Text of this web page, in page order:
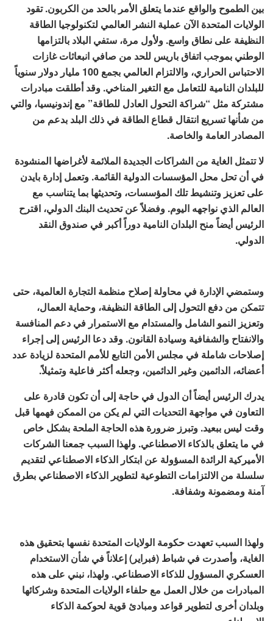
بين الطموح والواقع عندما يتعلق الأمر بالحد من الكربون. تقود
الولايات المتحدة الآن عملية النشر العالمي لتكنولوجيا الطاقة
النظيفة على نطاق واسع. ولأول مرة، ستفي البلاد بالتزامها
الوطني بموجب اتفاق باريس للحد من صافي انبعاثات غازات
الاحتباس الحراري، والالتزام العالمي بجمع 100 مليار دولار سنوياً
للبلدان النامية للتعامل مع التغير المناخي. وقد أطلقت مبادرات
مشتركة مثل “شراكة التحول العادل للطاقة” مع إندونيسيا، والتي
من شأنها تسريع انتقال قطاع الطاقة في ذلك البلد بدعم من
المصادر العامة والخاصة.
لا تتمثل الغاية من الشراكات الجديدة الملائمة لأغراضها المنشودة
في أن تحل محل المؤسسات الدولية القائمة. وتعمل إدارة بايدن
على تعزيز وتنشيط تلك المؤسسات، وتحديثها بما يتناسب مع
العالم الذي نواجهه اليوم. وفضلاً عن تحديث البنك الدولي، اقترح
الرئيس أيضاً منح البلدان النامية دوراً أكبر في صندوق النقد
الدولي.
وستمضي الإدارة في محاولة إصلاح منظمة التجارة العالمية، حتى
تتمكن من دفع التحول إلى الطاقة النظيفة، وحماية العمال،
وتعزيز النمو الشامل والمستدام مع الاستمرار في دعم المنافسة
والانفتاح والشفافية وسيادة القانون. وقد دعا الرئيس إلى إجراء
إصلاحات شاملة في مجلس الأمن التابع للأمم المتحدة لزيادة عدد
أعضائه، الدائمين وغير الدائمين، وجعله أكثر فاعلية وتمثيلاً.
يدرك الرئيس أيضاً أن الدول في حاجة إلى أن تكون قادرة على
التعاون في مواجهة التحديات التي لم يكن من الممكن فهمها قبل
وقت ليس ببعيد. وتبرز ضرورة هذه الحاجة الملحة بشكل خاص
في ما يتعلق بالذكاء الاصطناعي. ولهذا السبب جمعنا الشركات
الأميركية الرائدة المسؤولة عن ابتكار الذكاء الاصطناعي لتقديم
سلسلة من الالتزامات التطوعية لتطوير الذكاء الاصطناعي بطرق
آمنة ومضمونة وشفافة.
ولهذا السبب تعهدت حكومة الولايات المتحدة نفسها بتحقيق هذه
الغاية، وأصدرت في شباط (فبراير) إعلاناً في شأن الاستخدام
العسكري المسؤول للذكاء الاصطناعي. ولهذا، نبني على هذه
المبادرات من خلال العمل مع حلفاء الولايات المتحدة وشركائها
وبلدان أخرى لتطوير قواعد ومبادئ قوية لحوكمة الذكاء